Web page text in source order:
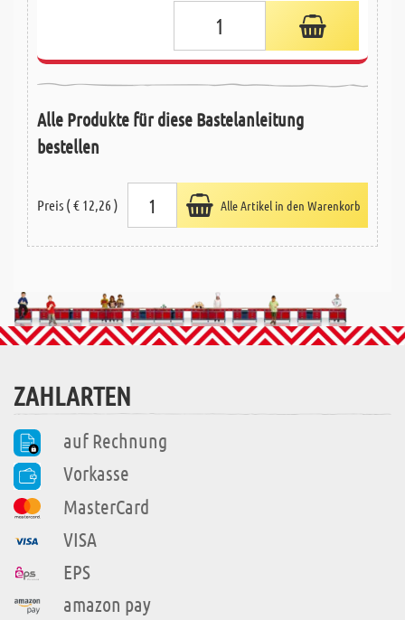
Alle Produkte für diese Bastelanleitung
bestellen
Preis ( € 12,26 ) Alle Artikel in den Warenkorb
ZAHLARTEN
auf Rechnung
Vorkasse
MasterCard
VISA
EPS
amazon pay